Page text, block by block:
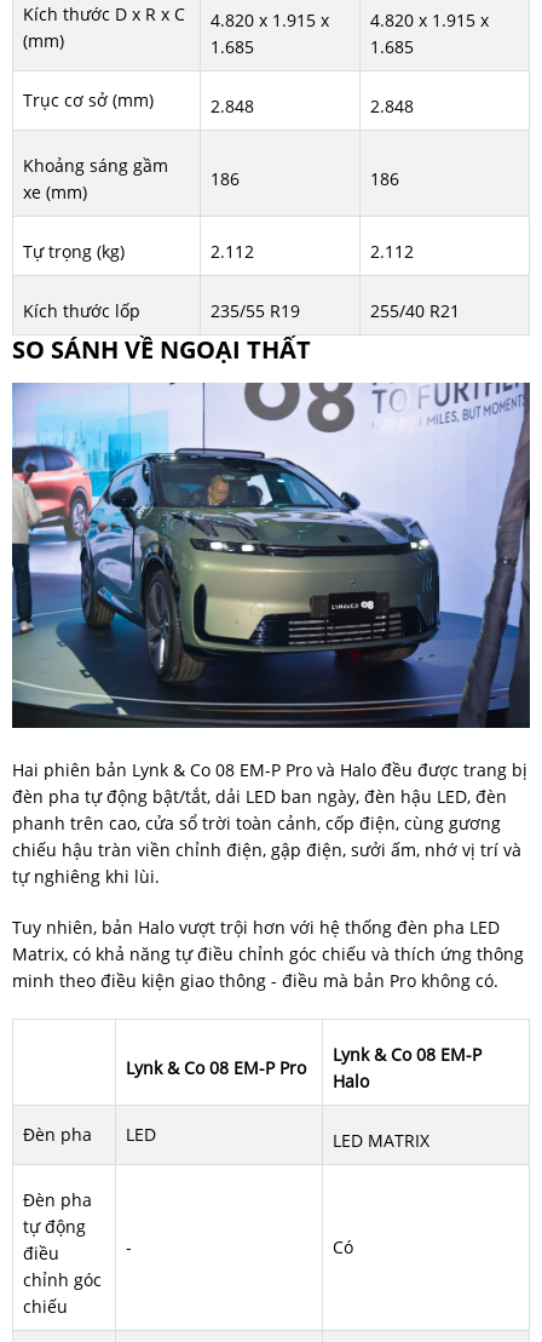
Kích thước D x R x C
(mm)
4.820 x 1.915 x
1.685
4.820 x 1.915 x
1.685
Trục cơ sở (mm) 2.848 2.848
Khoảng sáng gầm
xe (mm)
186 186
Tự trọng (kg) 2.112 2.112
Kích thước lốp 235/55 R19 255/40 R21
SO SÁNH VỀ NGOẠI THẤT
Hai phiên bản Lynk & Co 08 EM-P Pro và Halo đều được trang bị
đèn pha tự động bật/tắt, dải LED ban ngày, đèn hậu LED, đèn
phanh trên cao, cửa sổ trời toàn cảnh, cốp điện, cùng gương
chiếu hậu tràn viền chỉnh điện, gập điện, sưởi ấm, nhớ vị trí và
tự nghiêng khi lùi.
Tuy nhiên, bản Halo vượt trội hơn với hệ thống đèn pha LED
Matrix, có khả năng tự điều chỉnh góc chiếu và thích ứng thông
minh theo điều kiện giao thông - điều mà bản Pro không có.
Lynk & Co 08 EM-P Pro
Lynk & Co 08 EM-P
Halo
Đèn pha LED LED MATRIX
Đèn pha
tự động
điều
chỉnh góc
chiếu
- Có